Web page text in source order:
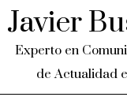
Javier
Experto en
de Actualidad